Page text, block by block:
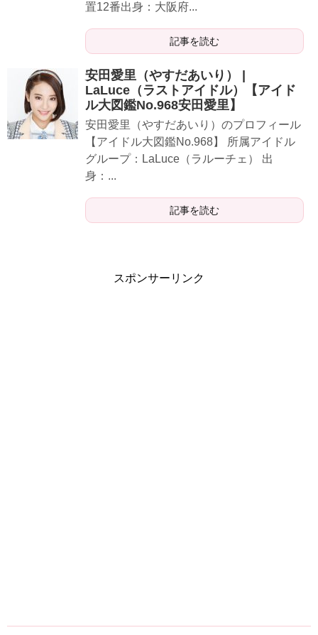
置12番出身：大阪府...
記事を読む
安田愛里（やすだあいり） |
LaLuce（ラストアイドル）【アイド
ル大図鑑No.968安田愛里】
​​​安田愛里（やすだあいり）のプロフィール
【アイドル大図鑑No.968】 所属アイドル
グループ：LaLuce（ラルーチェ） 出
身：...
記事を読む
スポンサーリンク